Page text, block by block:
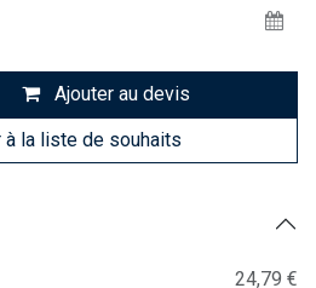
Ajouter au devis
à la liste de souhaits
24,79 €